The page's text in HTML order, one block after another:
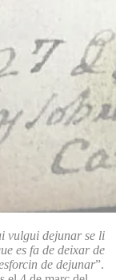
vulgui dejunar se li
es fa de deixar de
de dejunar”.